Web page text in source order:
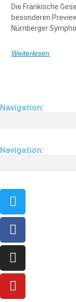
Die Fränkische
besonderen
Nürnberger
Weiterlesen
Navigation:
Navigation: